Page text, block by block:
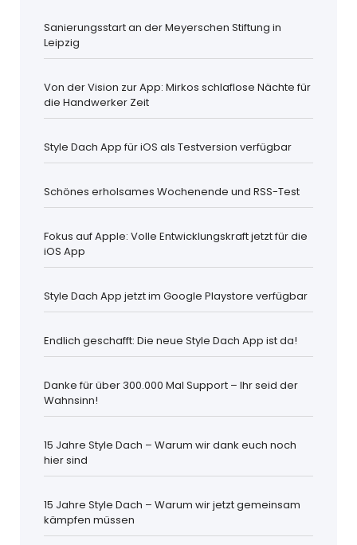
Sanierungsstart an der Meyerschen Stiftung in
Leipzig
Von der Vision zur App: Mirkos schlaflose Nächte für
die Handwerker Zeit
Style Dach App für iOS als Testversion verfügbar
Schönes erholsames Wochenende und RSS-Test
Fokus auf Apple: Volle Entwicklungskraft jetzt für die
iOS App
Style Dach App jetzt im Google Playstore verfügbar
Endlich geschafft: Die neue Style Dach App ist da!
Danke für über 300.000 Mal Support – Ihr seid der
Wahnsinn!
15 Jahre Style Dach – Warum wir dank euch noch
hier sind
15 Jahre Style Dach – Warum wir jetzt gemeinsam
kämpfen müssen